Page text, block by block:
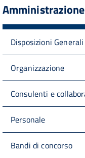
Disposizioni Generali
Organizzazione
Consulenti e
Personale
Bandi di concorso